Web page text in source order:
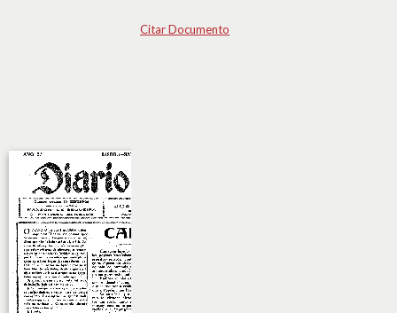
Citar Documento